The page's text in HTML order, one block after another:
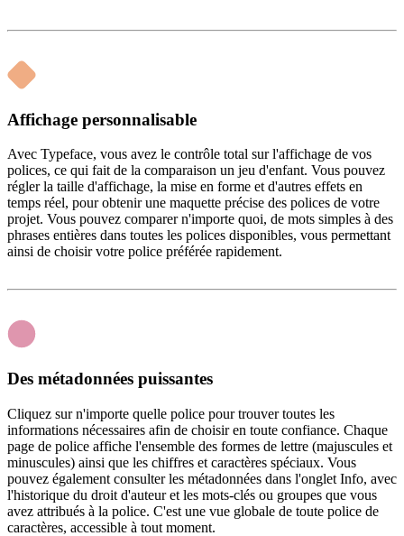
Affichage personnalisable
Avec Typeface, vous avez le contrôle total sur l'affichage de vos
polices, ce qui fait de la comparaison un jeu d'enfant. Vous pouvez
régler la taille d'affichage, la mise en forme et d'autres effets en
temps réel, pour obtenir une maquette précise des polices de votre
projet. Vous pouvez comparer n'importe quoi, de mots simples à des
phrases entières dans toutes les polices disponibles, vous permettant
ainsi de choisir votre police préférée rapidement.
Des métadonnées puissantes
Cliquez sur n'importe quelle police pour trouver toutes les
informations nécessaires afin de choisir en toute confiance. Chaque
page de police affiche l'ensemble des formes de lettre (majuscules et
minuscules) ainsi que les chiffres et caractères spéciaux. Vous
pouvez également consulter les métadonnées dans l'onglet Info, avec
l'historique du droit d'auteur et les mots-clés ou groupes que vous
avez attribués à la police. C'est une vue globale de toute police de
caractères, accessible à tout moment.